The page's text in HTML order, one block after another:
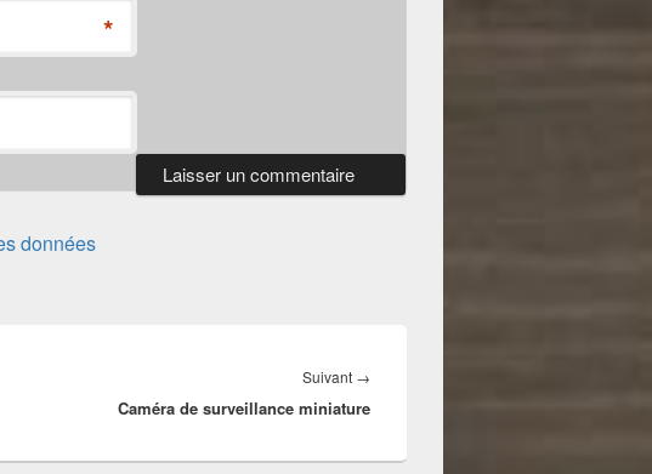
*
données
Suivant →
suivant :
Caméra de surveillance miniature